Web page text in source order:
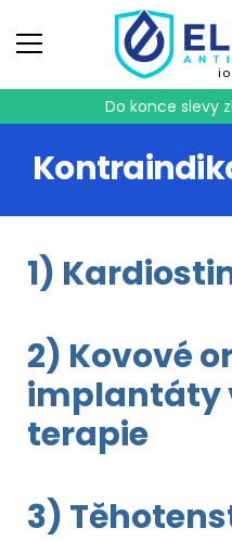
Do konce slevy
1)
2) Kovové
implantáty
terapie
3)